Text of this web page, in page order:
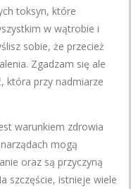
toksyn, które
w wątrobie i
sobie, że przecież
Zgadzam się ale
która przy nadmiarze
warunkiem zdrowia
mogą
oraz są przyczyną
szczęście, istnieje wiele